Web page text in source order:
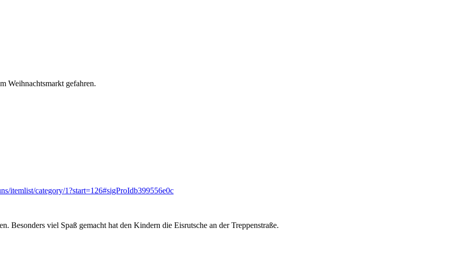
Weihnachtsmarkt gefahren.
itemlist/category/1?start=126#sigProIdb399556e0c
Besonders viel Spaß gemacht hat den Kindern die Eisrutsche an der Treppenstraße.